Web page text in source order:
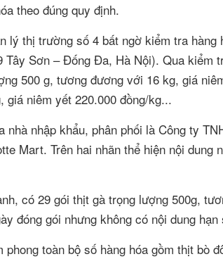
theo đúng quy định.
lý thị trường số 4 bất ngờ kiểm tra hàng
Sơn – Đống Đa, Hà Nội). Qua kiểm
500 g, tương đương với 16 kg, giá
niêm yết 220.000 đồng/kg...
nhà nhập khẩu, phân phối là Công ty
Mart. Trên hai nhãn thể hiện nội
có 29 gói thịt gà trọng lượng 500g,
đóng gói nhưng không có nội dung hạn
toàn bộ số hàng hóa gồm thịt bò